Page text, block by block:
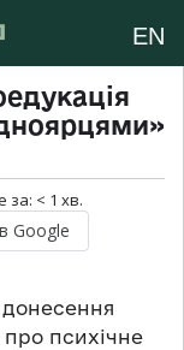
EN
за: < 1 хв.
Google
про психічне